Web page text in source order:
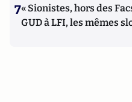
7« Sionistes, hors des
GUD à LFI, les mêmes